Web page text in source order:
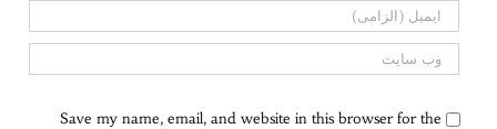
Save my name, email, and website in this browser for the